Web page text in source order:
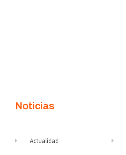
Noticias
Actualidad